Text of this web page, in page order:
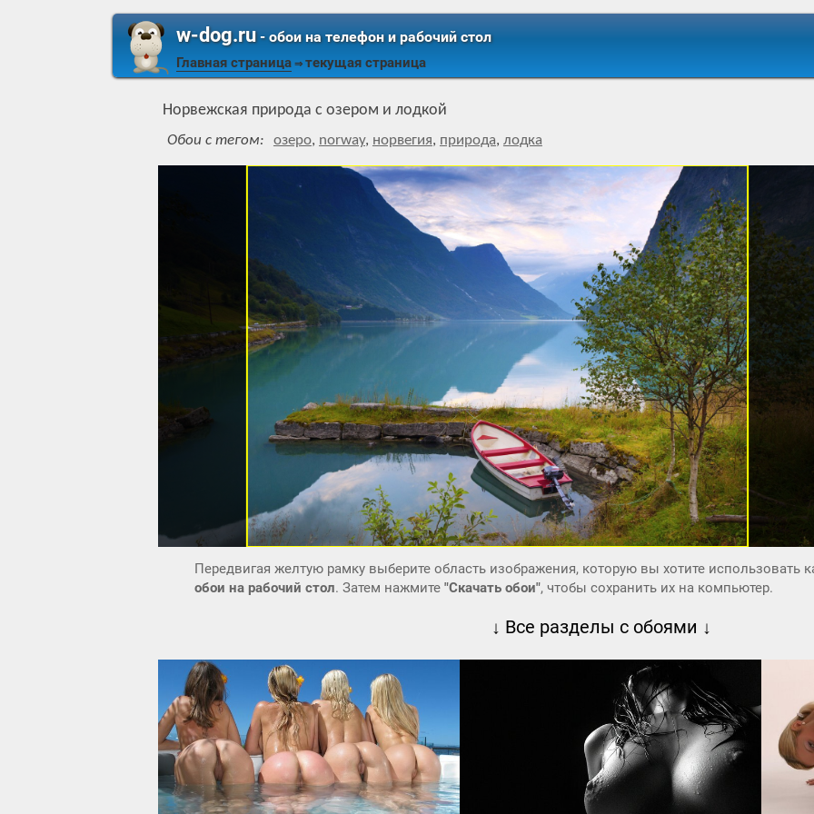
w-dog.ru- обои на телефон и рабочий стол
Главная страница ⇒ текущая страница
Норвежская природа с озером и лодкой
Обои с тегом: озеро, norway, норвегия, природа, лодка
Передвигая желтую рамку выберите область изображения, которую вы хотите использовать
обои на рабочий стол. Затем нажмите "Скачать обои", чтобы сохранить их на компьютер.
↓ Все разделы с обоями ↓